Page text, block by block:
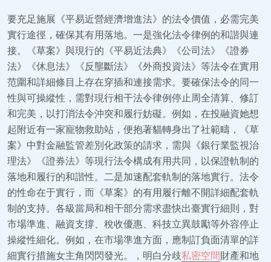
要充足施展《平易近營經濟增進法》的法令價值，必需完美
實行途徑，確保其有用落地。一是強化法令律例的和諧與連
接。《草案》與現行的《平易近法典》《公司法》《證券
法》《休息法》《反壟斷法》《外商投資法》等法令在實用
范圍和詳細條目上存在穿插和連接需求。要確保法令的同一
性與可操縱性，需對現行相干法令律例停止周全清算、修訂
和完美，以打消法令沖突和履行妨礙。例如，在投融資她想
起附近有一家寵物救助站，便抱著貓轉身出了社範疇，《草
案》中對金融監管差別化政策的請求，需與《銀行業監視治
理法》《證券法》等現行法令構成有用共同，以保證軌制的
落地和履行的和諧性。二是加速配套軌制的落地實行。法令
的性命在于實行，而《草案》的有用履行離不開詳細配套軌
制的支持。各級當局和相干部分需求盡快出臺實行細則，對
市場準進、融資支撐、稅收優惠、科技立異鼓勵等外容停止
操縱性細化。例如，在市場準進方面，應制訂負面清單的詳
細實行措施女主角閃閃發光。，明白分歧私密空間財產和地